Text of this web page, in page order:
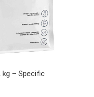
– Specific